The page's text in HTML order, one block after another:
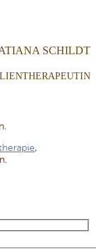
SCHILDT
,